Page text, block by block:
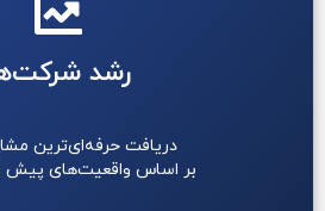
رشد
دریافت حرفه‌ای‌ترین
بر اساس واقعیت‌های پیش